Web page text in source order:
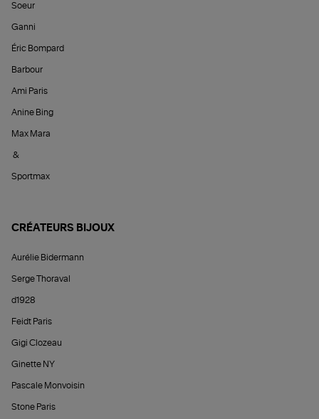
Soeur
Ganni
Éric Bompard
Barbour
Ami Paris
Anine Bing
Max Mara
&
Sportmax
CRÉATEURS BIJOUX
Aurélie Bidermann
Serge Thoraval
d1928
Feidt Paris
Gigi Clozeau
Ginette NY
Pascale Monvoisin
Stone Paris